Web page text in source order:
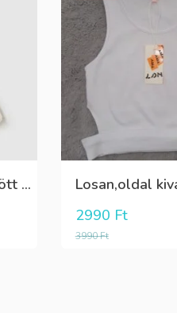
Fehér pamut,elöl rátűzött virággal,vállon és a szoknya része pöttyös tüll,egybe ruha
3990Ft
2990 Ft